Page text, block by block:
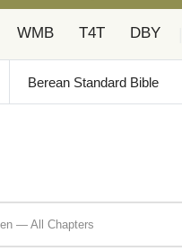
WMB T4T DBY
— All Chapters